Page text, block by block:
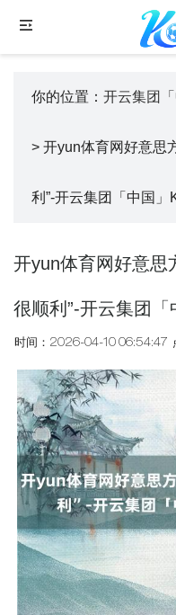
你的位置： 开云集团
> 开yun体育网好意思
利”-开云集团「中国」
开yun体育网好意思
很顺利”-开云集团
时间：2026-04-10 06:54:47